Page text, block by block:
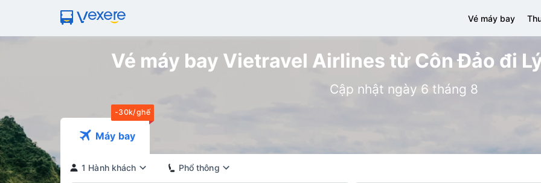
Vé máy bay
Vé máy bay Vietravel Airlines từ Côn Đảo đi
Cập nhật ngày 6 tháng 8
-30k/ghế
Máy bay
1 Hành khách Phổ thông